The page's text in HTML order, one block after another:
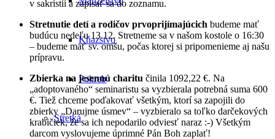
Kňazstvo
Pohreb
Stretká
v sakristii a zapísať sa do zoznamu.
Stretnutie detí a rodičov prvoprijímajúcich budeme mať
budúcu nedeľu 13.12. Stretneme sa v našom kostole o 16:30
– budeme mať sv. omšu, počas ktorej si pripomenieme aj našu
prípravu.
Zbierka na jesennú charitu činila 1092,22 €. Na
„adoptovaného“ seminaristu sa vyzbierala potrebná suma 600
€. Tiež chceme poďakovať všetkým, ktorí sa zapojili do
zbierky „Darujme úsmev“ – vyzbieralo sa toľko darčekových
krabičiek, že sa ich nepodarilo odviesť naraz :-) Všetkým
darcom vyslovujeme úprimné Pán Boh zaplať!